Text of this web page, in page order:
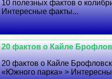
10 полезных фактов о
Интересные факты...
20 фактов о Кайле
20 фактов о Кайле
«Южного парка» >